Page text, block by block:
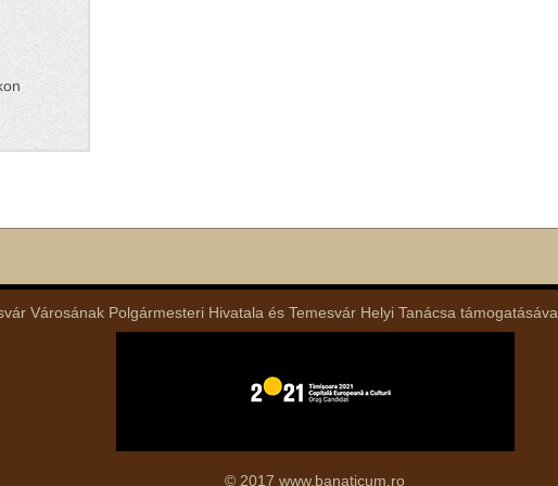
Városának Polgármesteri Hivatala és Temesvár Helyi Tanácsa
© 2017 www.banaticum.ro